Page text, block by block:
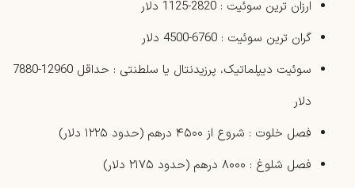
ارزان ‌ترین سوئیت : 2820-1125 دلار
گران ‌ترین سوئیت : 6760-4500 دلار
سوئیت دیپلماتیک، پرزیدنتال یا سلطنتی : حداقل 12960-7880
دلار
فصل خلوت : شروع از ۴۵۰۰ درهم (حدود ۱۲۲۵ دلار)
فصل شلوغ : ۸۰۰۰ درهم (حدود ۲۱۷۵ دلار)